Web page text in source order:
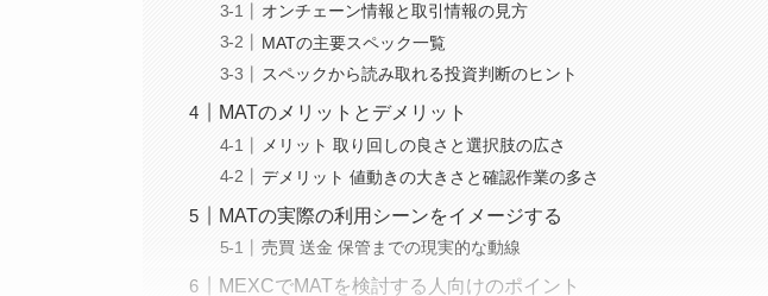
オンチェーン情報と取引情報の見方
MATの主要スペック一覧
スペックから読み取れる投資判断のヒント
MATのメリットとデメリット
メリット 取り回しの良さと選択肢の広さ
デメリット 値動きの大きさと確認作業の多さ
MATの実際の利用シーンをイメージする
売買 送金 保管までの現実的な動線
MEXCでMATを検討する人向けのポイント